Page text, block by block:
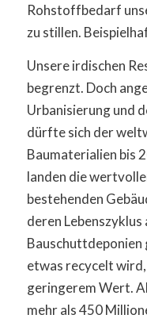
Rohstoffbedarf
zu stillen.
Unsere irdischen
begrenzt. Doch
Urbanisierung und
dürfte sich der
Baumaterialien bis
landen die
bestehenden
deren
Bauschuttdeponien
etwas recycelt
geringerem Wert.
mehr als 450